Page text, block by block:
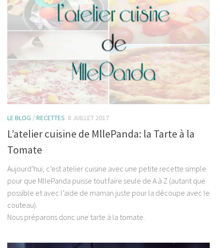
LE BLOG /RECETTES 8 JUILLET 2017
L’atelier cuisine de MllePanda: la Tarte à la
Tomate
Aujourd’hui, c’est atelier cuisine avec une petite recette simple
pour que MllePanda puisse tout faire seule de A à Z (autant que
possible et avec l’aide de maman juste pour la découpe avec le
couteau).
Nous préparons donc une tarte à la tomate.